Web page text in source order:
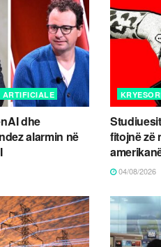
ARTIFICIALE
dhe
alarmin në
fitojnë zë
04/08/2026